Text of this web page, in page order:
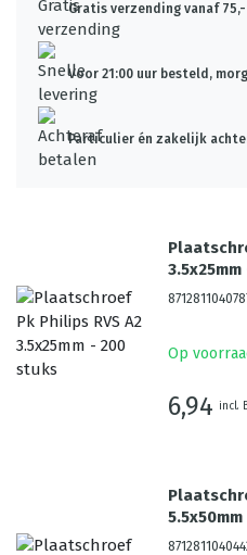
Gratis verzending vanaf
Voor 21:00 uur besteld,
Particulier én zakelijk
Op
6,94 incl.